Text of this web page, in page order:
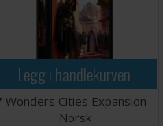
Legg i handlekurven
Wonders Cities Expansion -
Norsk